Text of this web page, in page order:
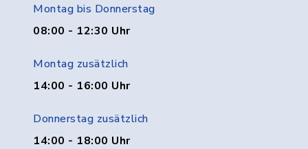
Montag bis Donnerstag
08:00 - 12:30 Uhr
Montag zusätzlich
14:00 - 16:00 Uhr
Donnerstag zusätzlich
14:00 - 18:00 Uhr